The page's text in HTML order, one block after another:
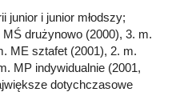
junior i junior młodszy;
drużynowo (2000), 3. m.
ME sztafet (2001), 2. m.
MP indywidualnie (2001,
dotychczasowe